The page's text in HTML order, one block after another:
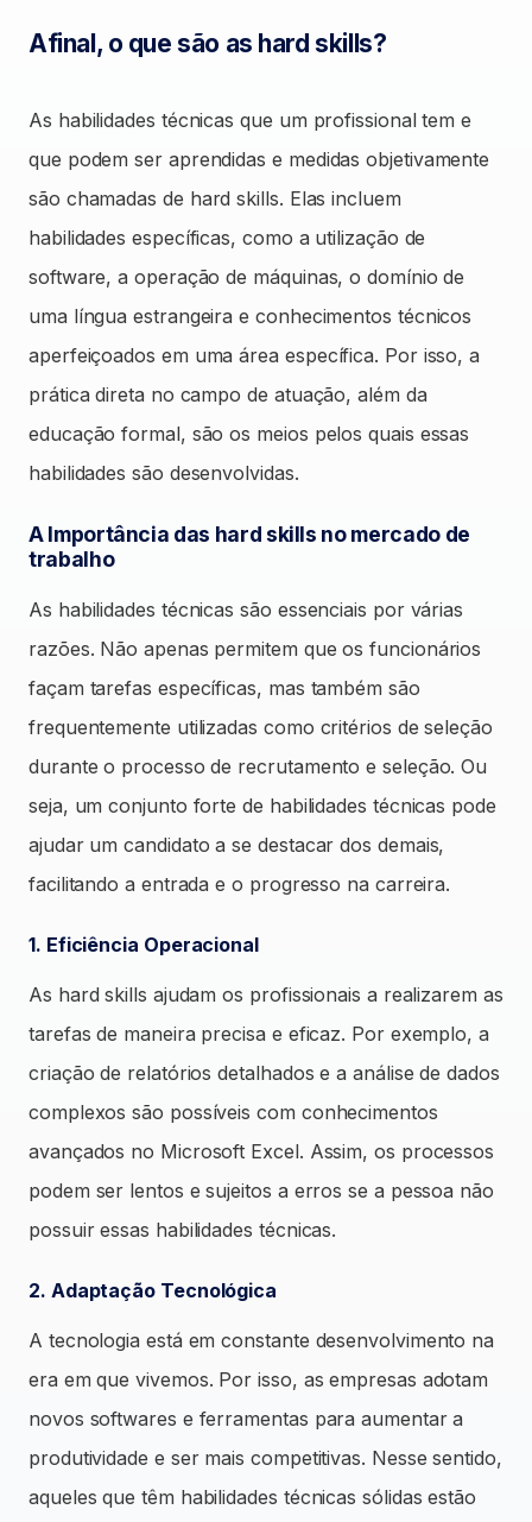
Afinal, o que são as hard skills?
As habilidades técnicas que um profissional tem e
que podem ser aprendidas e medidas objetivamente
são chamadas de hard skills. Elas incluem
habilidades específicas, como a utilização de
software, a operação de máquinas, o domínio de
uma língua estrangeira e conhecimentos técnicos
aperfeiçoados em uma área específica. Por isso, a
prática direta no campo de atuação, além da
educação formal, são os meios pelos quais essas
habilidades são desenvolvidas.
A Importância das hard skills no mercado de
trabalho
As habilidades técnicas são essenciais por várias
razões. Não apenas permitem que os funcionários
façam tarefas específicas, mas também são
frequentemente utilizadas como critérios de seleção
durante o processo de recrutamento e seleção. Ou
seja, um conjunto forte de habilidades técnicas pode
ajudar um candidato a se destacar dos demais,
facilitando a entrada e o progresso na carreira.
1. Eficiência Operacional
As hard skills ajudam os profissionais a realizarem as
tarefas de maneira precisa e eficaz. Por exemplo, a
criação de relatórios detalhados e a análise de dados
complexos são possíveis com conhecimentos
avançados no Microsoft Excel. Assim, os processos
podem ser lentos e sujeitos a erros se a pessoa não
possuir essas habilidades técnicas.
2. Adaptação Tecnológica
A tecnologia está em constante desenvolvimento na
era em que vivemos. Por isso, as empresas adotam
novos softwares e ferramentas para aumentar a
produtividade e ser mais competitivas. Nesse sentido,
aqueles que têm habilidades técnicas sólidas estão